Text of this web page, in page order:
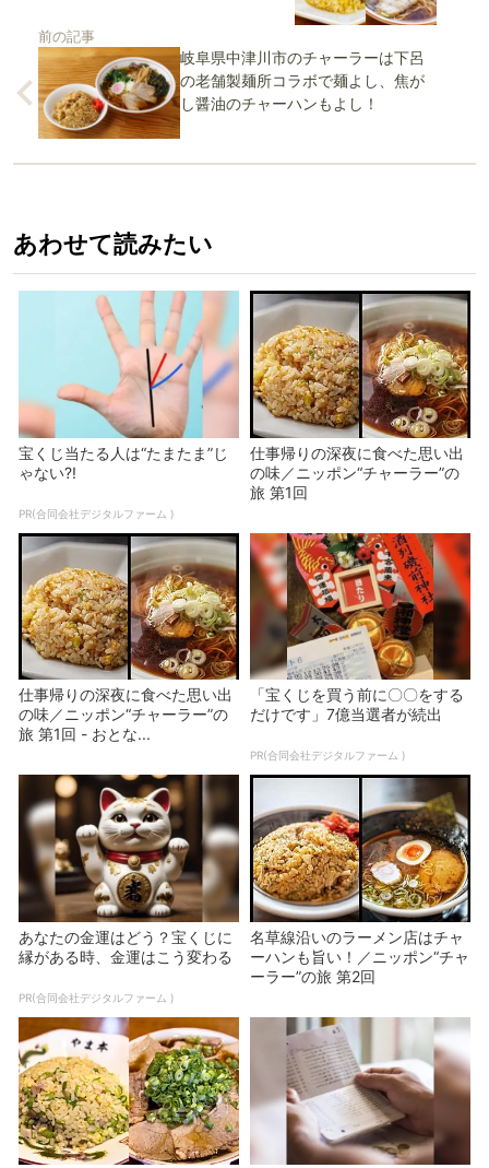
前の記事
岐阜県中津川市のチャーラーは下呂
の老舗製麺所コラボで麺よし、焦が
し醤油のチャーハンもよし！
あわせて読みたい
宝くじ当たる人は“たまたま”じ
ゃない?!
PR(合同会社デジタルファーム )
仕事帰りの深夜に食べた思い出
の味／ニッポン“チャーラー”の
旅 第1回
仕事帰りの深夜に食べた思い出
の味／ニッポン“チャーラー”の
旅 第1回 - おとな...
「宝くじを買う前に〇〇をする
だけです」7億当選者が続出
PR(合同会社デジタルファーム )
あなたの金運はどう？宝くじに
縁がある時、金運はこう変わる
PR(合同会社デジタルファーム )
名草線沿いのラーメン店はチャ
ーハンも旨い！／ニッポン“チャ
ーラー”の旅 第2回